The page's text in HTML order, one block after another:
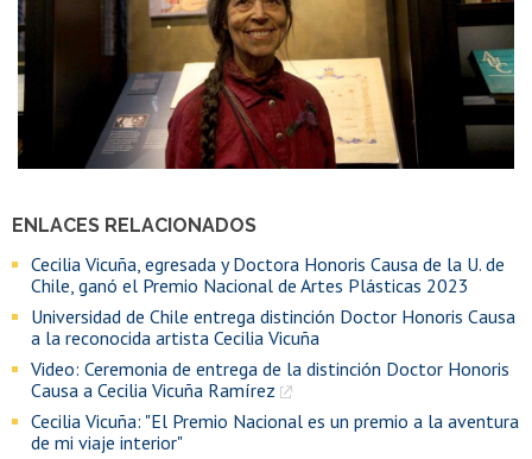
ENLACES RELACIONADOS
Cecilia Vicuña, egresada y Doctora Honoris Causa de la U. de
Chile, ganó el Premio Nacional de Artes Plásticas 2023
Universidad de Chile entrega distinción Doctor Honoris Causa
a la reconocida artista Cecilia Vicuña
Video: Ceremonia de entrega de la distinción Doctor Honoris
Causa a Cecilia Vicuña Ramírez
Cecilia Vicuña: "El Premio Nacional es un premio a la aventura
de mi viaje interior"